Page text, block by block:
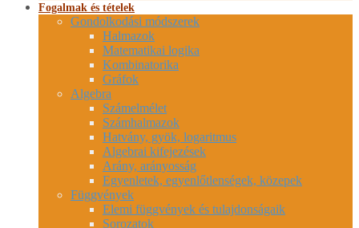
Fogalmak és tételek
Gondolkodási módszerek
Halmazok
Matematikai logika
Kombinatorika
Gráfok
Algebra
Számelmélet
Számhalmazok
Hatvány, gyök, logaritmus
Algebrai kifejezések
Arány, arányosság
Egyenletek, egyenlőtlenségek, közepek
Függvények
Elemi függvények és tulajdonságaik
Sorozatok